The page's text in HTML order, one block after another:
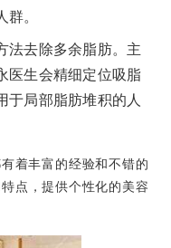
。
法去除多余脂肪。主
医生会精细定位吸脂
于局部脂肪堆积的人
着丰富的经验和不错的
点，提供个性化的美容